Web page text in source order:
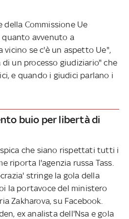
Commissione Ue
quanto avvenuto a
vicino se c'è un aspetto Ue",
un processo giudiziario" che
e quando i giudici parlano i
buio per libertà di
che siano rispettati tutti i
riporta l'agenzia russa Tass.
stringe la gola della
la portavoce del ministero
Zakharova, su Facebook.
ex analista dell'Nsa e gola